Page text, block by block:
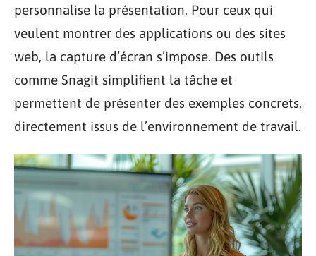
personnalise la présentation. Pour ceux qui
veulent montrer des applications ou des sites
web, la capture d’écran s’impose. Des outils
comme Snagit simplifient la tâche et
permettent de présenter des exemples concrets,
directement issus de l’environnement de travail.